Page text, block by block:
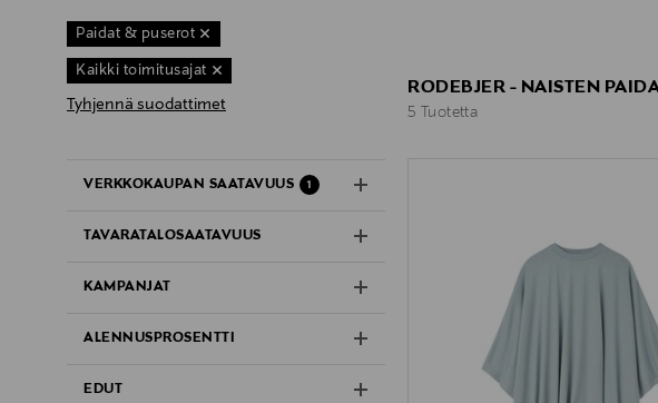
Paidat & puserot
Kaikki toimitusajat
Tyhjennä suodattimet
VERKKOKAUPAN SAATAVUUS 1
TAVARATALOSAATAVUUS
KAMPANJAT
ALENNUSPROSENTTI
EDUT
RODEBJER - NAISTEN
5 Tuotetta